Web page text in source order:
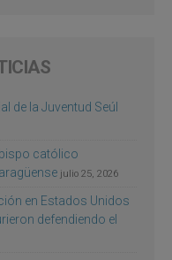
de la Juventud Seúl
católico
julio 25, 2026
en Estados Unidos
defendiendo el